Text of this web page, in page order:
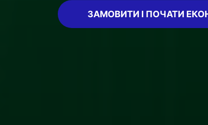
ЗАМОВИТИ І ПОЧАТИ